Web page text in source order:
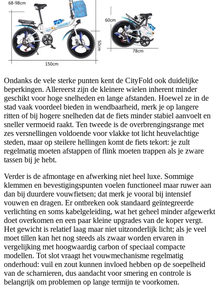
Ondanks de vele sterke punten kent de CityFold ook duidelijke
beperkingen. Allereerst zijn de kleinere wielen inherent minder
geschikt voor hoge snelheden en lange afstanden. Hoewel ze in de
stad vaak voordeel bieden in wendbaarheid, merk je op langere
ritten of bij hogere snelheden dat de fiets minder stabiel aanvoelt en
sneller vermoeid raakt. Ten tweede is de overbrengingsrange met
zes versnellingen voldoende voor vlakke tot licht heuvelachtige
steden, maar op steilere hellingen komt de fiets tekort: je zult
regelmatig moeten afstappen of flink moeten trappen als je zware
tassen bij je hebt.
Verder is de afmontage en afwerking niet heel luxe. Sommige
klemmen en bevestigingspunten voelen functioneel maar ruwer aan
dan bij duurdere vouwfietsen; dat merk je vooral bij intensief
vouwen en dragen. Er ontbreken ook standaard geïntegreerde
verlichting en soms kabelgeleiding, wat het geheel minder afgewerkt
doet overkomen en een paar kleine upgrades van de koper vergt.
Het gewicht is relatief laag maar niet uitzonderlijk licht; als je veel
moet tillen kan het nog steeds als zwaar worden ervaren in
vergelijking met hoogwaardig carbon of speciaal compacte
modellen. Tot slot vraagt het vouwmechanisme regelmatig
onderhoud: vuil en zout kunnen invloed hebben op de soepelheid
van de scharnieren, dus aandacht voor smering en controle is
belangrijk om problemen op lange termijn te voorkomen.